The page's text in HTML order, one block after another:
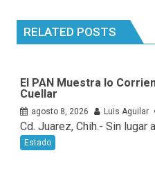
RELATED POSTS
El PAN Muestra lo
Cuellar
agosto 8, 2026 Luis Aguilar
Cd. Juarez, Chih.- Sin lugar
Estado